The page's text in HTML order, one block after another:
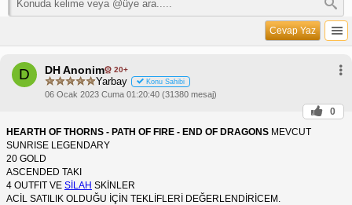
Cevap Yaz
D DH Anonim 20+
Yarbay Konu Sahibi
06 Ocak 2023 Cuma 01:20:40 (31380 mesaj)
0
HEARTH OF THORNS - PATH OF FIRE - END OF DRAGONS MEVCUT
SUNRISE LEGENDARY
20 GOLD
ASCENDED TAKI
4 OUTFIT VE SİLAH SKİNLER
ACİL SATILIK OLDUĞU İÇİN TEKLİFLERİ DEĞERLENDİRİCEM.